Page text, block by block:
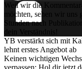
Weil wir die
möchten, sehen wir
Stunden nach
dein Verständnis!
YB verstärkt sich mit
lehnt erstes Angebot ab
Keinen wichtigen
verpassen: Hol dir jetzt